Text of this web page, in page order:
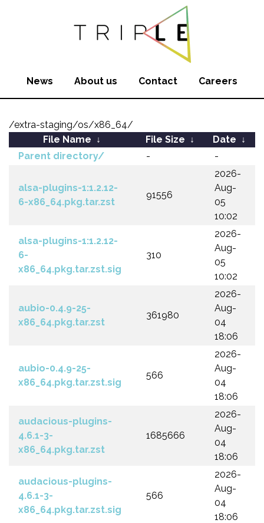
News About us Contact Careers
/extra-staging/os/x86_64/
File Name ↓ File Size ↓ Date ↓
Parent directory/
- -
alsa-plugins-1:1.2.12-
6-x86_64.pkg.tar.zst
91556
2026-
Aug-
05
10:02
alsa-plugins-1:1.2.12-
6-
x86_64.pkg.tar.zst.sig
310
2026-
Aug-
05
10:02
aubio-0.4.9-25-
x86_64.pkg.tar.zst
361980
2026-
Aug-
04
18:06
aubio-0.4.9-25-
x86_64.pkg.tar.zst.sig
566
2026-
Aug-
04
18:06
audacious-plugins-
4.6.1-3-
x86_64.pkg.tar.zst
1685666
2026-
Aug-
04
18:06
audacious-plugins-
4.6.1-3-
x86_64.pkg.tar.zst.sig
566
2026-
Aug-
04
18:06